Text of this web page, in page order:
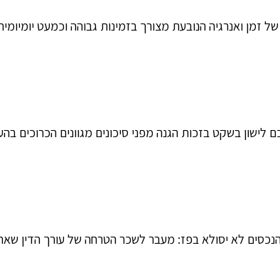
זמן ואנרגיה הנובעת מצורך בזמינות גבוהה וכמעט
לישון בשקט בזכות הגנה מפני סיכונים מגוונים
הנכסים לא יסולא בפז: מעבר לשכר הטרחה של עורך